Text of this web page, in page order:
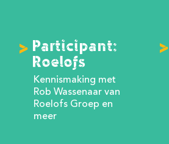
> Participant:
Roelofs
Kennismaking met
Rob Wassenaar van
Roelofs Groep en
meer
>